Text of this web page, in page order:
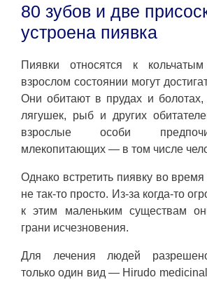
80 зубов и две
устроена пиявка
Пиявки относятся к
взрослом состоянии могут
Они обитают в прудах и болотах,
лягушек, рыб и других
взрослые особи
млекопитающих — в том числе
Однако встретить пиявку во
не так-то просто. Из-за когда-то
к этим маленьким существам
грани исчезновения.
Для лечения людей разрешено
только один вид — Hirudo